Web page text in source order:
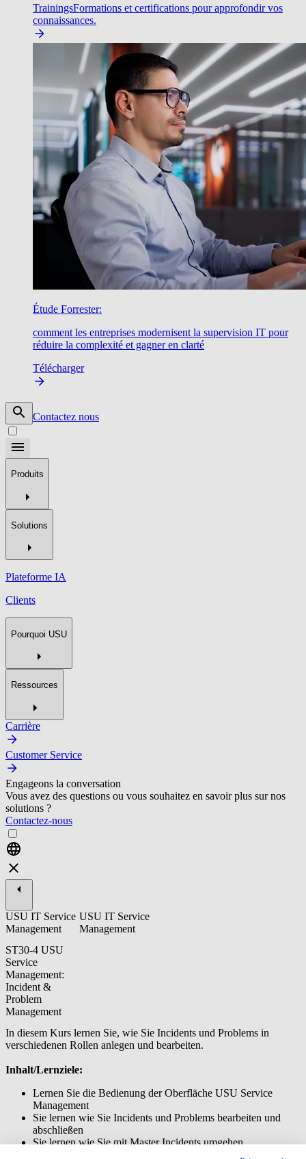
TrainingsFormations et certifications pour approfondir vos
connaissances.
Étude Forrester:
comment les entreprises modernisent la supervision IT pour
réduire la complexité et gagner en clarté
Télécharger
Contactez nous
Produits
Solutions
Plateforme IA
Clients
Pourquoi USU
Ressources
Carrière
Customer Service
Engageons la conversation
Vous avez des questions ou vous souhaitez en savoir plus sur nos
solutions ?
Contactez-nous
USU IT Service
Management
ST30-4 USU
Service
Management:
Incident &
Problem
Management
USU IT Service
Management
In diesem Kurs lernen Sie, wie Sie Incidents und Problems in
verschiedenen Rollen anlegen und bearbeiten.
Inhalt/Lernziele:
Lernen Sie die Bedienung der Oberfläche USU Service
Management
Sie lernen wie Sie Incidents und Problems bearbeiten und
abschließen
Sie lernen wie Sie mit Master Incidents umgehen